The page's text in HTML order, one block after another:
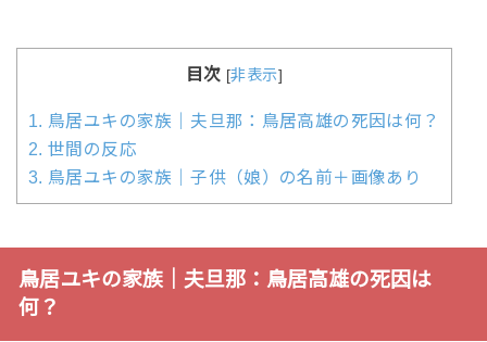
目次 [非表示]
1. 鳥居ユキの家族｜夫旦那：鳥居高雄の死因は何？
2. 世間の反応
3. 鳥居ユキの家族｜子供（娘）の名前＋画像あり
鳥居ユキの家族｜夫旦那：鳥居高雄の死因は
何？